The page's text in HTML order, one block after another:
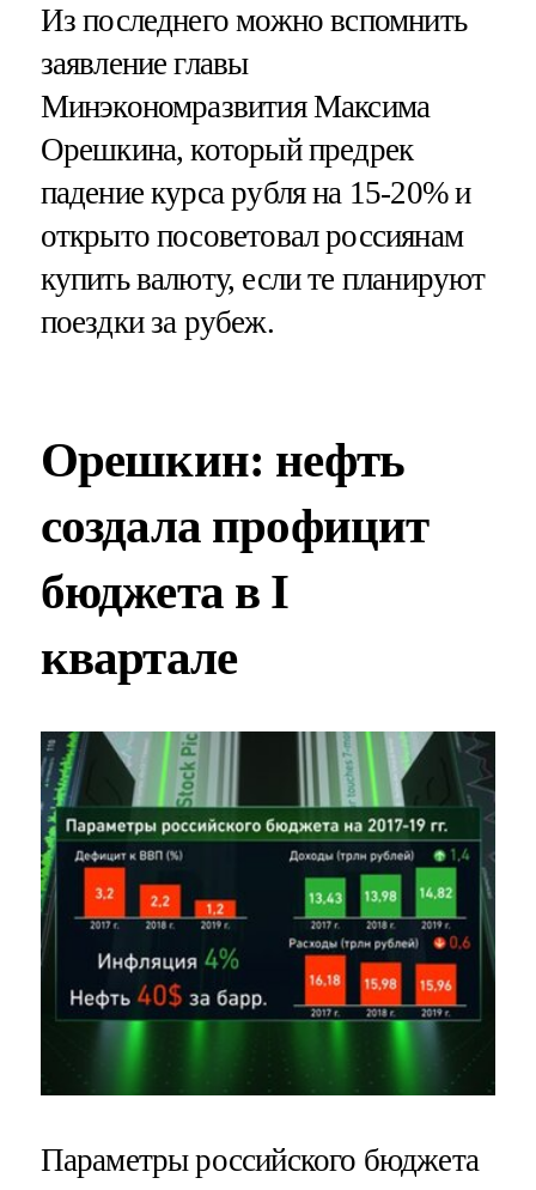
Из последнего можно вспомнить
заявление главы
Минэкономразвития Максима
Орешкина, который предрек
падение курса рубля на 15-20% и
открыто посоветовал россиянам
купить валюту, если те планируют
поездки за рубеж.
Орешкин: нефть
создала профицит
бюджета в I
квартале
Параметры российского бюджета